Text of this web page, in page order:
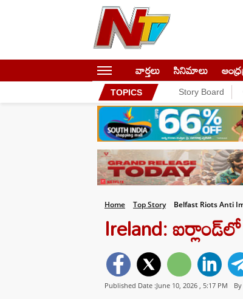
వార్తలు సినిమాలు
TOPICS Story Board
Home Top Story Belfast Riots Anti
Ireland: ఐర్లాండ్‌లో
Published Date :June 10, 2026 , 5:17 PM By